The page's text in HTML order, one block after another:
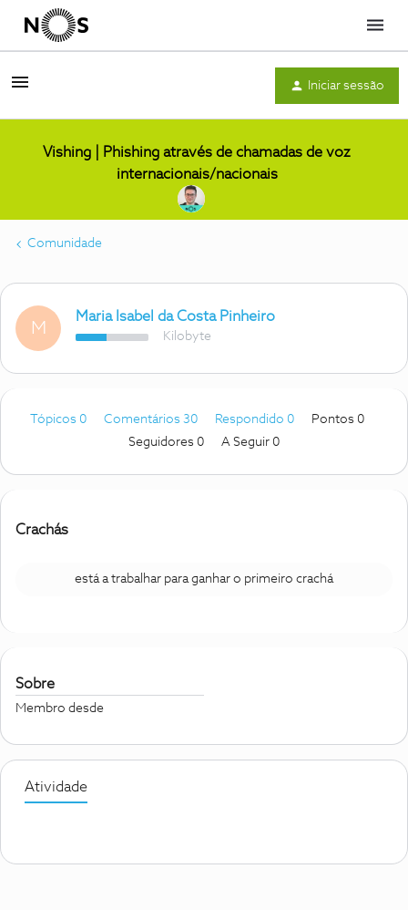
Menu
Iniciar sessão
Vishing | Phishing através de chamadas de voz
internacionais/nacionais
Comunidade
M
Maria Isabel da Costa Pinheiro
Kilobyte
Tópicos 0 Comentários 30 Respondido 0
Pontos 0
Seguidores 0 A Seguir 0
Crachás
está a trabalhar para ganhar o primeiro crachá
Sobre
Membro desde
Atividade